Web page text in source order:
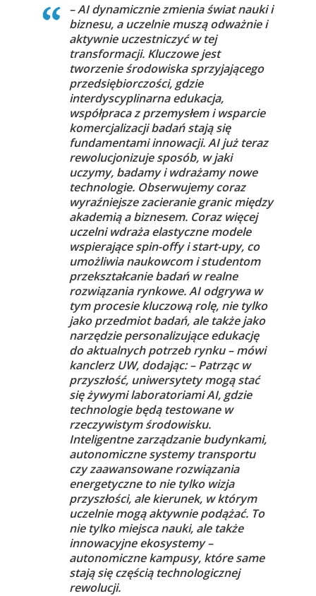
– AI dynamicznie zmienia świat nauki i
biznesu, a uczelnie muszą odważnie i
aktywnie uczestniczyć w tej
transformacji. Kluczowe jest
tworzenie środowiska sprzyjającego
przedsiębiorczości, gdzie
interdyscyplinarna edukacja,
współpraca z przemysłem i wsparcie
komercjalizacji badań stają się
fundamentami innowacji. AI już teraz
rewolucjonizuje sposób, w jaki
uczymy, badamy i wdrażamy nowe
technologie. Obserwujemy coraz
wyraźniejsze zacieranie granic między
akademią a biznesem. Coraz więcej
uczelni wdraża elastyczne modele
wspierające spin-offy i start-upy, co
umożliwia naukowcom i studentom
przekształcanie badań w realne
rozwiązania rynkowe. AI odgrywa w
tym procesie kluczową rolę, nie tylko
jako przedmiot badań, ale także jako
narzędzie personalizujące edukację
do aktualnych potrzeb rynku – mówi
kanclerz UW, dodając: – Patrząc w
przyszłość, uniwersytety mogą stać
się żywymi laboratoriami AI, gdzie
technologie będą testowane w
rzeczywistym środowisku.
Inteligentne zarządzanie budynkami,
autonomiczne systemy transportu
czy zaawansowane rozwiązania
energetyczne to nie tylko wizja
przyszłości, ale kierunek, w którym
uczelnie mogą aktywnie podążać. To
nie tylko miejsca nauki, ale także
innowacyjne ekosystemy –
autonomiczne kampusy, które same
stają się częścią technologicznej
rewolucji.